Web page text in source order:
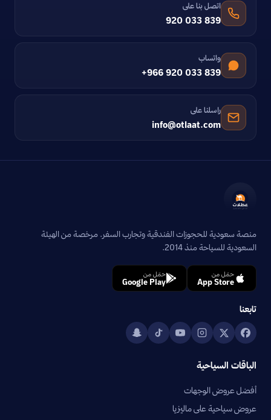
اتصل بنا على
920 033 839
واتساب
+966 920 033 839
راسلنا على
info@otlaat.com
منصة سعودية للحجوزات الفندقية وتجارب السفر. مرخصة من الهيئة
السعودية للسياحة منذ 2014.
حمّل من
App Store
حمّل من
Google Play
تابعنا
الباقات السياحية
أفضل عروض الوجهات
عروض سياحية على ماليزيا